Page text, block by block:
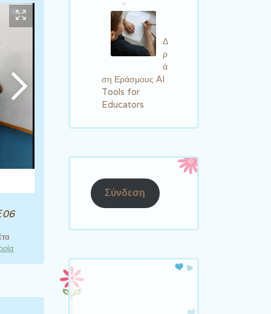
Δ
ρ
ά
ση Εράσμους AI
Tools for
Educators
Σύνδεση